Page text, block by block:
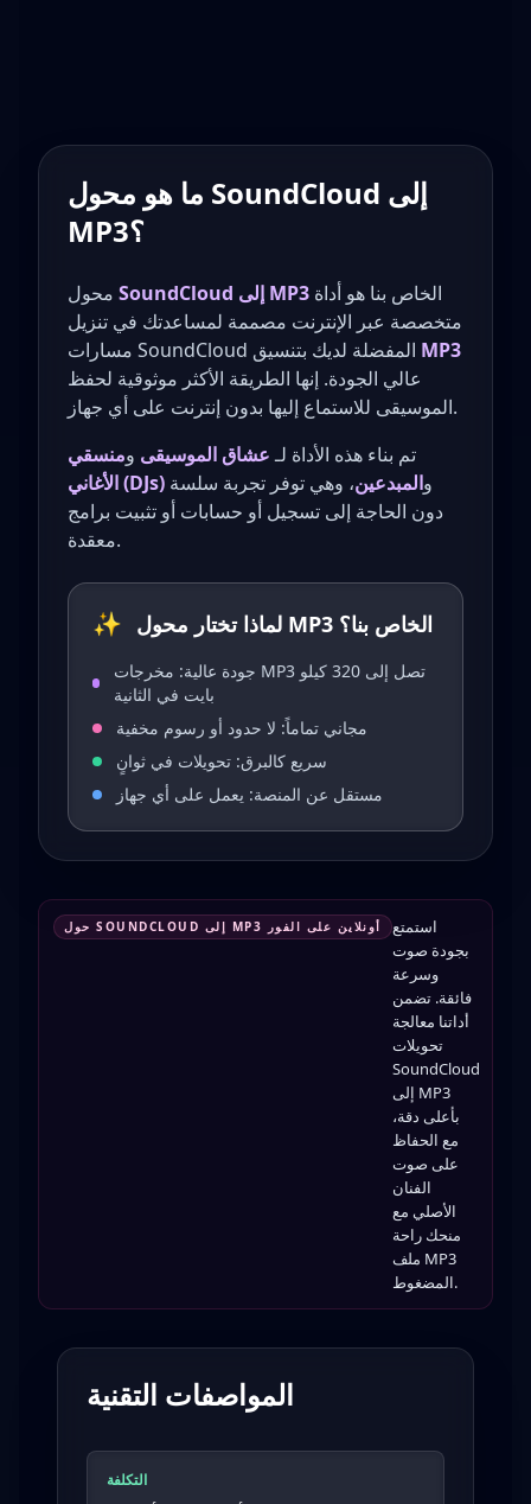
ما هو محول SoundCloud إلى
MP3؟
SoundCloud إلى MP3
متخصصة عبر الإنترنت مصممة لمساعدتك في تنزيل
MP3
عالي الجودة. إنها الطريقة الأكثر موثوقية لحفظ
الموسيقى للاستماع إليها بدون إنترنت على أي جهاز.
تم بناء هذه الأداة لـعشاق الموسيقى ومنسقي
الأغاني (DJs)
والمبدعين، وهي توفر تجربة سلسة
دون الحاجة إلى تسجيل أو حسابات أو تثبيت برامج
معقدة.
✨ لماذا تختار محول MP3 الخاص بنا؟
جودة عالية: مخرجات MP3 تصل إلى 320 كيلو
بايت في الثانية
مجاني تماماً: لا حدود أو رسوم مخفية
سريع كالبرق: تحويلات في ثوانٍ
مستقل عن المنصة: يعمل على أي جهاز
حول SOUNDCLOUD إلى MP3 أونلاين على الفور
استمتع
بجودة صوت
وسرعة
فائقة. تضمن
أداتنا معالجة
تحويلات
SoundCloud
إلى MP3
بأعلى دقة،
مع الحفاظ
على صوت
الفنان
الأصلي مع
منحك راحة
ملف MP3
المضغوط.
المواصفات التقنية
التكلفة